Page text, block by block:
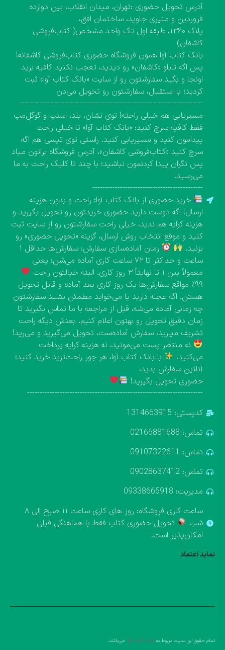
آدرس تحویل حضوری :تهران، میدان انقلاب، بین دوازده
فروردین و منیری جاوید، ساختمان افق،
پلاک ۱۳۶۰، طبقه اول تک واحد مشخص( کتاب‌فروشی
کاشفان)
بانک کتاب آوا همون فروشگاه حضوری کتاب‌فروشی کاشفانه!
پس اگه تابلو «کاشفان» رو دیدید، تعجب نکنید کافیه برید
اونجا و بگید سفارشتون رو از سایت «بانک کتاب آوا» ثبت
کردید؛ با استقبال، سفارشتون رو تحویل می‌دن
-------------------------------------------------------------------------
مسیریابی هم خیلی راحته! توی نشان، بلد، اسنپ و گوگل‌مپ
فقط کافیه سرچ کنید: «بانک کتاب آوا» تا خیلی راحت
پیدامون کنید و مسیریابی کنید. راستی توی تپسی هم اگه
سرچ کنید «کتاب‌فروشی کاشفان»، آدرس فروشگاه براتون میاد
پس نگران پیدا کردنمون نباشید؛ با چند تا کلیک راحت به ما
می‌رسید!
--------------------------------------------
خرید حضوری از بانک کتاب آوا؛ راحت و بدون هزینه
ارسال! اگه دوست دارید حضوری خریدتون رو تحویل بگیرید و
هزینه کرایه هم ندید، خیلی راحت سفارشتون رو از سایت ثبت
کنید و موقع انتخاب روش ارسال، گزینه «تحویل حضوری» رو
بزنید.
زمان آماده‌سازی سفارش: سفارش‌ها حداقل ۱
ساعت و حداکثر تا ۷۲ ساعت کاری آماده می‌شن؛ یعنی
معمولاً بین ۱ تا نهایتاً ۳ روز کاری. البته خیالتون راحت
۹۹٪ مواقع سفارش‌ها یک روز کاری بعد آماده و قابل تحویل
هستن. اگه عجله دارید یا می‌خواید مطمئن بشید سفارشتون
چه زمانی آماده می‌شه، قبل از مراجعه با ما تماس بگیرید تا
زمان دقیق تحویل رو بهتون اعلام کنیم. بعدش دیگه راحت
تشریف میارید، سفارش آماده‌ست، تحویل می‌گیرید و می‌رید!
نه منتظر پست می‌مونید، نه هزینه کرایه پرداخت
می‌کنید.
با بانک کتاب آوا، هر جور راحت‌ترید خرید کنید؛
آنلاین سفارش بدید،
حضوری تحویل بگیرید!
----------------------------------------------------------------------
کدپستی: 1314663915
تماس: 02166881688
تماس: 09107322611
تماس: 09028637412
مدیریت: 09338665918
ساعت کاری فروشگاه: روز های کاری ساعت ۱۱ صبح الی ۸
شب
تحویل حضوری کتاب فقط با هماهنگی قبلی
امکان‌پذیر است.
نماید اعتماد
تمام حقوق این سایت مربوط به بانک کتاب آوا می‌باشد.